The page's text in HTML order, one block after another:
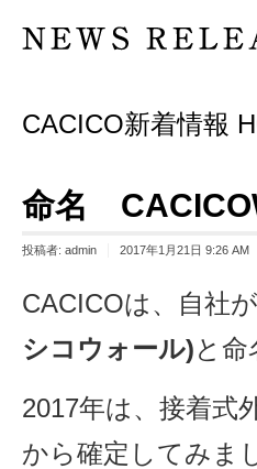
CACICO新着情報
命名
投稿者: admin 2017年1月21日 9:26 AM
CACICOは、自社
シコウォール)と命
2017年は、接着式
から確定してみま